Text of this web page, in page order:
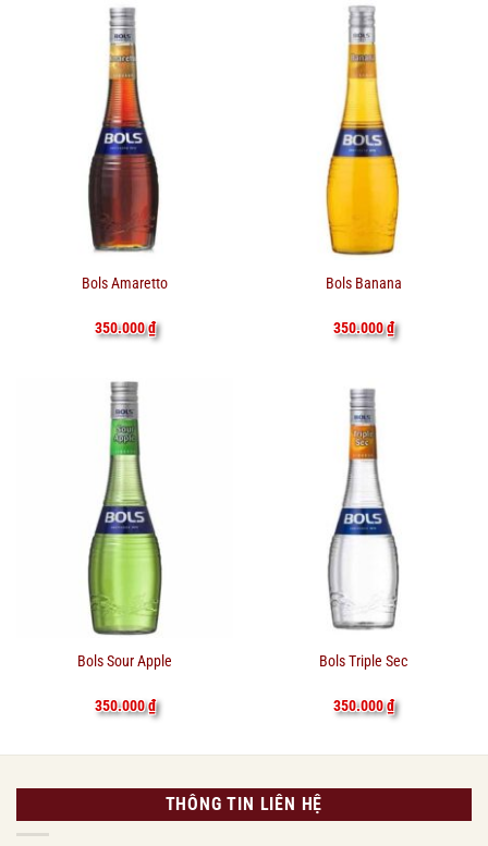
Bols Amaretto
350.000₫
Bols Banana
350.000₫
Bols Sour Apple
350.000₫
Bols Triple Sec
350.000₫
THÔNG TIN LIÊN HỆ